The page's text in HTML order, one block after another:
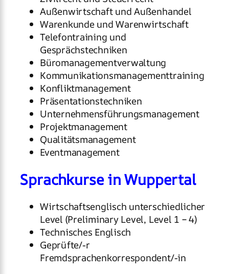
Außenwirtschaft und Außenhandel
Warenkunde und Warenwirtschaft
Telefontraining und
Gesprächstechniken
Büromanagementverwaltung
Kommunikationsmanagementtraining
Konfliktmanagement
Präsentationstechniken
Unternehmensführungsmanagement
Projektmanagement
Qualitätsmanagement
Eventmanagement
Sprachkurse in Wuppertal
Wirtschaftsenglisch unterschiedlicher
Level (Preliminary Level, Level 1 – 4)
Technisches Englisch
Geprüfte/-r
Fremdsprachenkorrespondent/-in